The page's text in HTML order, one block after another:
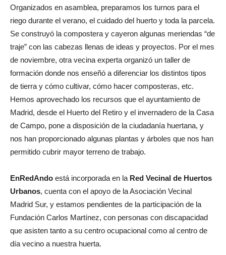
Organizados en asamblea, preparamos los turnos para el
riego durante el verano, el cuidado del huerto y toda la parcela.
Se construyó la compostera y cayeron algunas meriendas “de
traje” con las cabezas llenas de ideas y proyectos. Por el mes
de noviembre, otra vecina experta organizó un taller de
formación donde nos enseñó a diferenciar los distintos tipos
de tierra y cómo cultivar, cómo hacer composteras, etc.
Hemos aprovechado los recursos que el ayuntamiento de
Madrid, desde el Huerto del Retiro y el invernadero de la Casa
de Campo, pone a disposición de la ciudadanía huertana, y
nos han proporcionado algunas plantas y árboles que nos han
permitido cubrir mayor terreno de trabajo.
EnRedAndo está incorporada en la Red Vecinal de Huertos
Urbanos, cuenta con el apoyo de la Asociación Vecinal
Madrid Sur, y estamos pendientes de la participación de la
Fundación Carlos Martínez, con personas con discapacidad
que asisten tanto a su centro ocupacional como al centro de
día vecino a nuestra huerta.